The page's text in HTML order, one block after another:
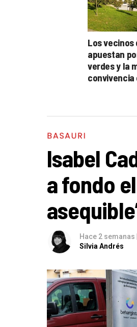
Los vecinos
apuestan
verdes y la
BASAURI
Isabel
a fondo
Hace 2 semanas
Silvia Andrés